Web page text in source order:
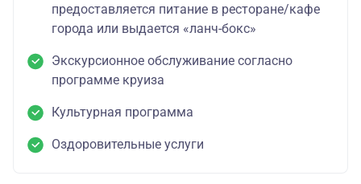
предоставляется питание в ресторане/кафе
города или выдается «ланч-бокс»
Экскурсионное обслуживание согласно
программе круиза
Культурная программа
Оздоровительные услуги